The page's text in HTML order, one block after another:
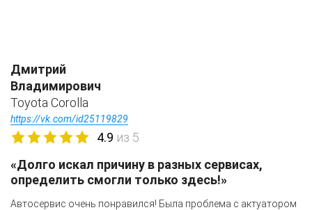
Дмитрий
Владимирович
Toyota Corolla
https://vk.com/id25119829
4.9 из 5
«Долго искал причину в разных сервисах,
определить смогли только здесь!»
Автосервис очень понравился! Была проблема с актуатором